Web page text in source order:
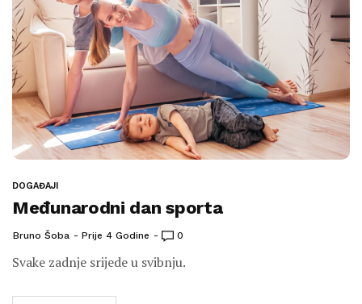
DOGAĐAJI
Međunarodni dan sporta
Bruno Šoba Prije 4 Godine 0
Svake zadnje srijede u svibnju.